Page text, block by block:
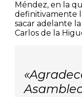
Méndez, en la
definitivamente
sacar adelante
Carlos de la